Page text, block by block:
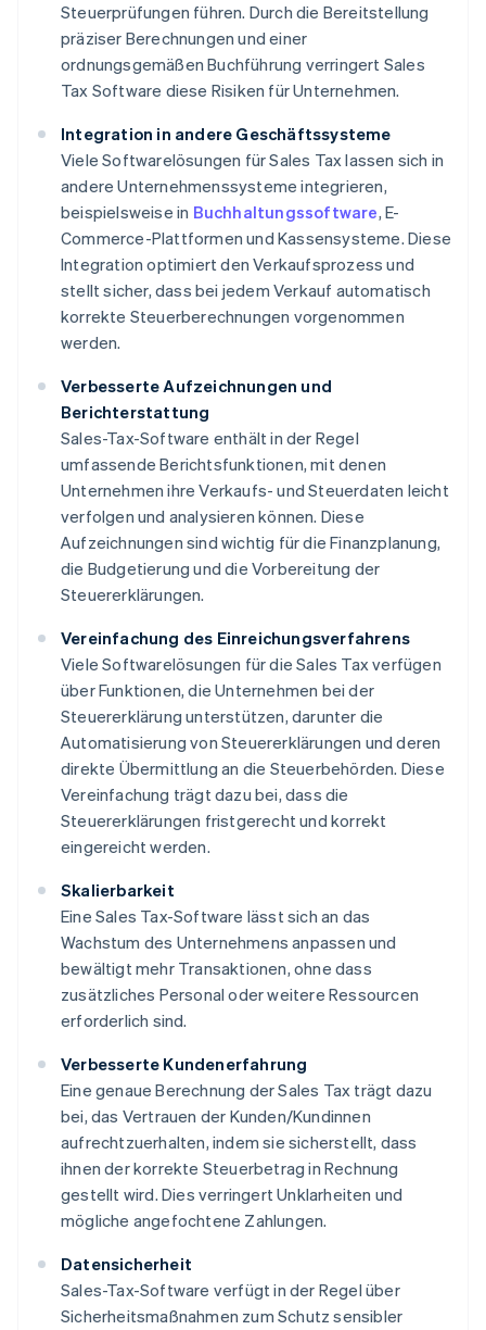
Steuerprüfungen führen. Durch die Bereitstellung
präziser Berechnungen und einer
ordnungsgemäßen Buchführung verringert Sales
Tax Software diese Risiken für Unternehmen.
Integration in andere Geschäftssysteme
Viele Softwarelösungen für Sales Tax lassen sich in
andere Unternehmenssysteme integrieren,
beispielsweise in Buchhaltungssoftware, E-
Commerce-Plattformen und Kassensysteme. Diese
Integration optimiert den Verkaufsprozess und
stellt sicher, dass bei jedem Verkauf automatisch
korrekte Steuerberechnungen vorgenommen
werden.
Verbesserte Aufzeichnungen und
Berichterstattung
Sales-Tax-Software enthält in der Regel
umfassende Berichtsfunktionen, mit denen
Unternehmen ihre Verkaufs- und Steuerdaten leicht
verfolgen und analysieren können. Diese
Aufzeichnungen sind wichtig für die Finanzplanung,
die Budgetierung und die Vorbereitung der
Steuererklärungen.
Vereinfachung des Einreichungsverfahrens
Viele Softwarelösungen für die Sales Tax verfügen
über Funktionen, die Unternehmen bei der
Steuererklärung unterstützen, darunter die
Automatisierung von Steuererklärungen und deren
direkte Übermittlung an die Steuerbehörden. Diese
Vereinfachung trägt dazu bei, dass die
Steuererklärungen fristgerecht und korrekt
eingereicht werden.
Skalierbarkeit
Eine Sales Tax-Software lässt sich an das
Wachstum des Unternehmens anpassen und
bewältigt mehr Transaktionen, ohne dass
zusätzliches Personal oder weitere Ressourcen
erforderlich sind.
Verbesserte Kundenerfahrung
Eine genaue Berechnung der Sales Tax trägt dazu
bei, das Vertrauen der Kunden/Kundinnen
aufrechtzuerhalten, indem sie sicherstellt, dass
ihnen der korrekte Steuerbetrag in Rechnung
gestellt wird. Dies verringert Unklarheiten und
mögliche angefochtene Zahlungen.
Datensicherheit
Sales-Tax-Software verfügt in der Regel über
Sicherheitsmaßnahmen zum Schutz sensibler